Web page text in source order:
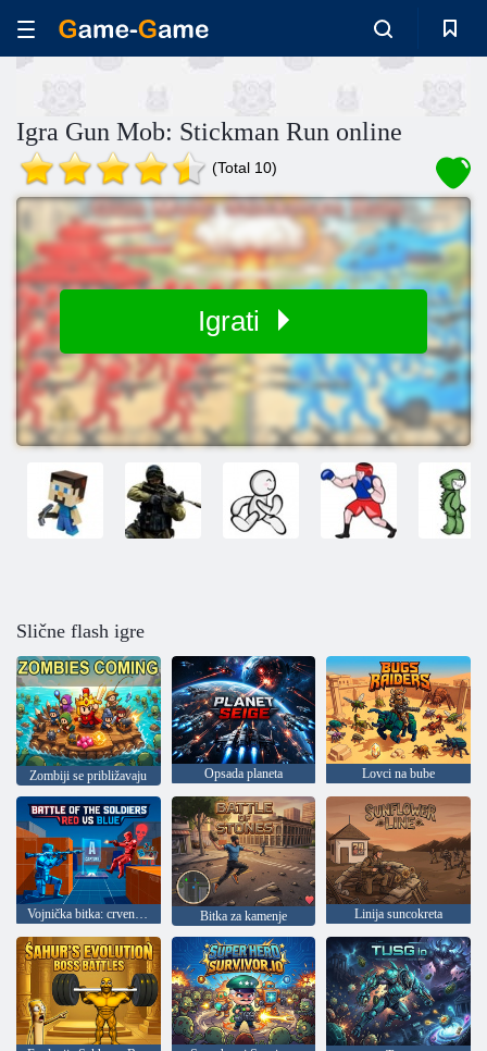
Igra Gun Mob: Stickman Run online
(Total 10)
Igrati
Slične flash igre
Zombiji se približavaju Opsada planeta Lovci na bube
Vojnička bitka: crveni protiv plavih Bitka za kamenje Linija suncokreta